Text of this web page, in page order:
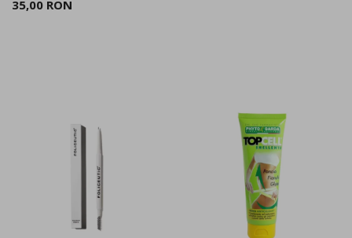
35,00 RON